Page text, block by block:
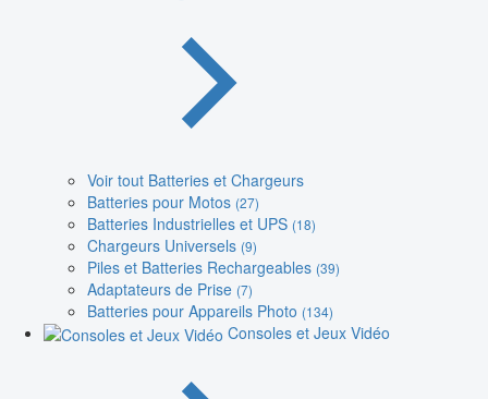
Voir tout Batteries et Chargeurs
Batteries pour Motos (27)
Batteries Industrielles et UPS (18)
Chargeurs Universels (9)
Piles et Batteries Rechargeables (39)
Adaptateurs de Prise (7)
Batteries pour Appareils Photo (134)
Consoles et Jeux Vidéo